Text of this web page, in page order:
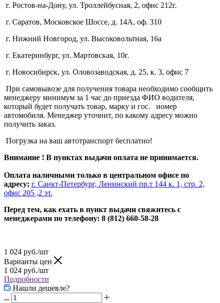
г. Ростов-на-Дону, ул. Троллейбусная, 2, офис 212г.
г. Саратов, Московское Шоссе, д. 14А, оф. 310
г. Нижний Новгород, ул. Высоковольтная, 16а
г. Екатеринбург, ул. Мартовская, 10г.
г. Новосибирск, ул. Оловозаводская, д. 25, к. 3, офис 7
При самовывозе для получения товара необходимо сообщить
менеджеру минимум за 1 час до приезда ФИО водителя,
который будет получать товар, марку и гос. номер
автомобиля. Менеджер уточнит, по какому адресу можно
получить заказ.
Погрузка на ваш автотранспорт бесплатно!
Внимание ! В пунктах выдачи оплата не принимается.
Оплата наличными только в центральном офисе по
адресу; г. Санкт-Петербург, Ленинский пр.т 144 к. 1, стр. 2,
офис 205 ,2 эт.
Перед тем, как ехать в пункт выдачи свяжитесь с
менеджерами по телефону: 8 (812) 660-58-28
1 024 руб./шт
Варианты цен
1 024 руб./шт
Подробности
Нашли дешевле?